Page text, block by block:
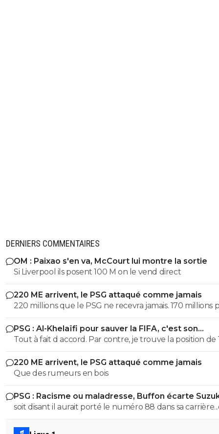
DERNIERS COMMENTAIRES
OM : Paixao s'en va, McCourt lui montre la sortie
Si Liverpool ils posent 100 M on le vend direct
220 ME arrivent, le PSG attaqué comme jamais
220 millions que le PSG ne recevra jamais. 170 millions
Barcola et 50 pour M'Baye... Il ne faut pas prendre ses
pour des réalités. Personne ne payera ce prix pour là
des remplaçants.
PSG : Al-Khelaïfi pour sauver la FIFA, c'est son
cauchemar
Tout à fait d accord. Par contre, je trouve la position de
quelque peu, voir ultra- hypocrite quand il dénonce
football élitiste quand on a des clubs comme le Real, le
Barca et l atletico dans sa ligue, c est grâce à ces clubs
ligue peut se permettre de renégocier à la hausse des
tv si importants profitant à toute sa ligue et même à
lui-même qui s est vu augmenter son salaire de 2M
arriver à un salaire personnel de plus de 5M annuel 🤔
220 ME arrivent, le PSG attaqué comme jamais
Que des rumeurs en bois
PSG : Racisme ou maladresse, Buffon écarte
soit disant il aurait porté le numéro 88 dans sa
cela fait automatiquement de lui un nazi... selon les
comme plus bas